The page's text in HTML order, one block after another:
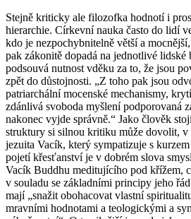
Stejně kriticky ale filozofka hodnotí i
hierarchie. Církevní nauka často do lidí
kdo je nezpochybnitelně větší a
pak zákonitě dopadá na jednotlivé lidské
podsouvá nutnost vděku za to, že jsou
zpět do důstojnosti. „Z toho pak jsou
patriarchální mocenské mechanismy,
zdánlivá svoboda myšlení podporovaná
nakonec vyjde správně.“ Jako člověk
struktury si silnou kritiku může dovolit, v
jezuita Vacík, který sympatizuje s
pojetí křesťanství je v dobrém slova
Vacík Buddhu meditujícího pod křížem,
v souladu se základními principy jeho
mají „snažit obohacovat vlastní
mravními hodnotami a teologickými a